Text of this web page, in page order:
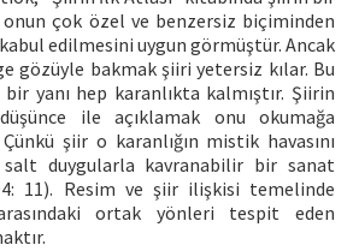
onun çok özel ve benzersiz biçiminden
edilmesini uygun görmüştür. Ancak
gözüyle bakmak şiiri yetersiz kılar. Bu
yanı hep karanlıkta kalmıştır. Şiirin
ile açıklamak onu okumağa
şiir o karanlığın mistik havasını
duygularla kavranabilir bir sanat
11). Resim ve şiir ilişkisi temelinde
ortak yönleri tespit eden